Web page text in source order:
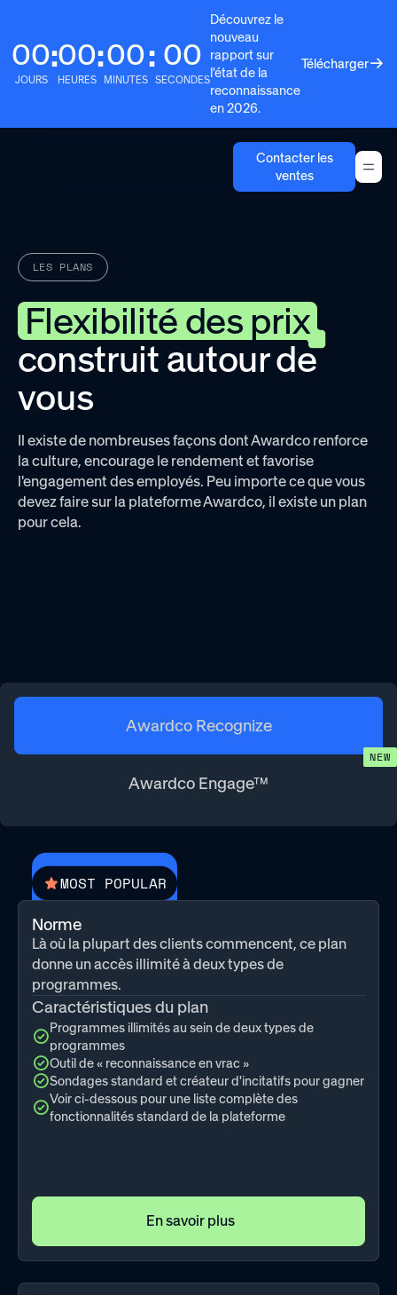
00
JOURS
:00
HEURES
:00
MINUTES
: 00
SECONDES
Découvrez le
nouveau
rapport sur
l'état de la
reconnaissance
en 2026.
Télécharger
Contacter les
ventes
LES PLANS
Flexibilité des prix
construit autour de
vous
Il existe de nombreuses façons dont Awardco renforce
la culture, encourage le rendement et favorise
l'engagement des employés. Peu importe ce que vous
devez faire sur la plateforme Awardco, il existe un plan
pour cela.
Awardco Recognize
Awardco Engage™
MOST POPULAR
Norme
Là où la plupart des clients commencent, ce plan
donne un accès illimité à deux types de
programmes.
Caractéristiques du plan
Programmes illimités au sein de deux types de
programmes
Outil de « reconnaissance en vrac »
Sondages standard et créateur d'incitatifs pour gagner
Voir ci-dessous pour une liste complète des
fonctionnalités standard de la plateforme
En savoir plus